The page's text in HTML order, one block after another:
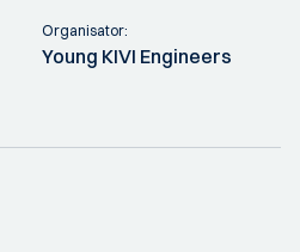
Organisator:
Young KIVI Engineers